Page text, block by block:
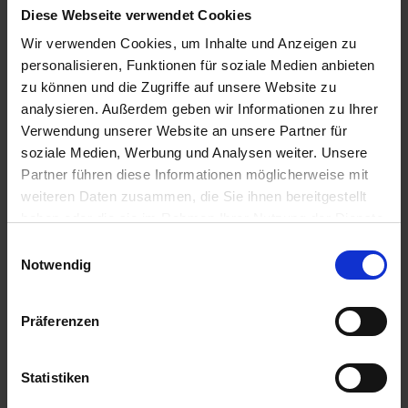
Diese Webseite verwendet Cookies
Wir verwenden Cookies, um Inhalte und Anzeigen zu
personalisieren, Funktionen für soziale Medien anbieten
zu können und die Zugriffe auf unsere Website zu
analysieren. Außerdem geben wir Informationen zu Ihrer
Verwendung unserer Website an unsere Partner für
soziale Medien, Werbung und Analysen weiter. Unsere
Partner führen diese Informationen möglicherweise mit
weiteren Daten zusammen, die Sie ihnen bereitgestellt
Notwendig
Präferenzen
Statistiken
Alternativhahn
7206300
zzgl. MwSt.
136,55 € / St
IN DEN
WARENKORB
Filterhahn kpl.
zzgl. MwSt.
384,94 € / St
IN DEN
Anmelden für Ihren persönlichen Preis
2,64 €
2,64 €pro 1 Stück